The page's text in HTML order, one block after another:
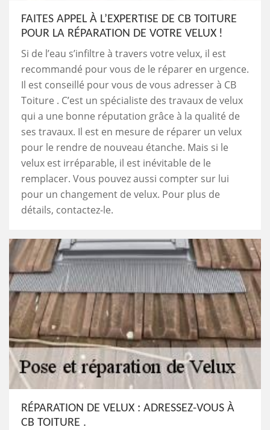
FAITES APPEL À L’EXPERTISE DE CB TOITURE
POUR LA RÉPARATION DE VOTRE VELUX !
Si de l’eau s’infiltre à travers votre velux, il est
recommandé pour vous de le réparer en urgence.
Il est conseillé pour vous de vous adresser à CB
Toiture . C’est un spécialiste des travaux de velux
qui a une bonne réputation grâce à la qualité de
ses travaux. Il est en mesure de réparer un velux
pour le rendre de nouveau étanche. Mais si le
velux est irréparable, il est inévitable de le
remplacer. Vous pouvez aussi compter sur lui
pour un changement de velux. Pour plus de
détails, contactez-le.
RÉPARATION DE VELUX : ADRESSEZ-VOUS À
CB TOITURE .